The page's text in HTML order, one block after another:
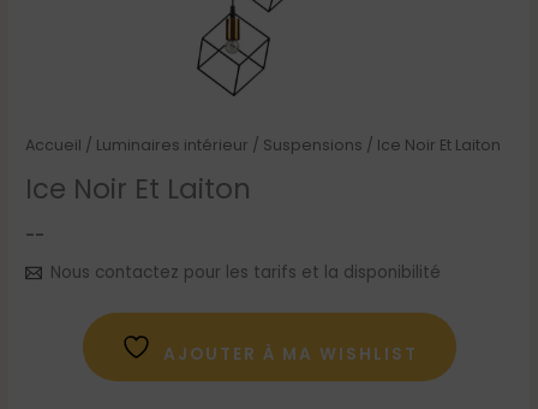
Accueil / Luminaires intérieur / Suspensions / Ice Noir Et Laiton
Ice Noir Et Laiton
--
Nous contactez pour les tarifs et la disponibilité
AJOUTER À MA WISHLIST